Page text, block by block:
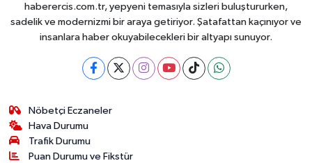
haberercis.com.tr, yepyeni temasıyla sizleri buluştururken,
sadelik ve modernizmi bir araya getiriyor. Şatafattan kaçınıyor ve
insanlara haber okuyabilecekleri bir altyapı sunuyor.
Nöbetçi Eczaneler
Hava Durumu
Trafik Durumu
Puan Durumu ve Fikstür